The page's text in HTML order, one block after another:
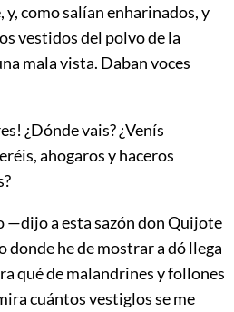
y, como salían enharinados, y
vestidos del polvo de la
mala vista. Daban voces
¿Dónde vais? ¿Venís
ahogaros y haceros
—dijo a esta sazón don Quijote
donde he de mostrar a dó llega
qué de malandrines y follones
cuántos vestiglos se me